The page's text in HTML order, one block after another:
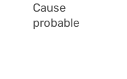
Cause
probable